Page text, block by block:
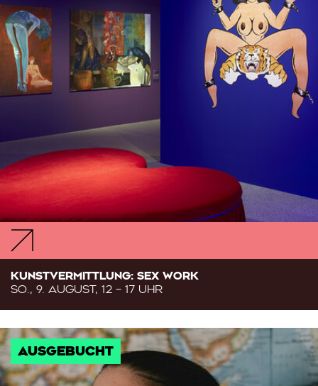
KUNSTVERMITTLUNG: SEX WORK
SO., 9. AUGUST, 12 – 17 UHR
AUSGEBUCHT